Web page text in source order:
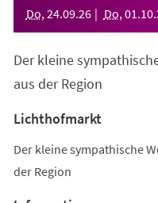
Do, 24.09.26 Do, 01 .10.
Der kleine
aus der Region
Lichthofmarkt
Der kleine sympathische
der Region